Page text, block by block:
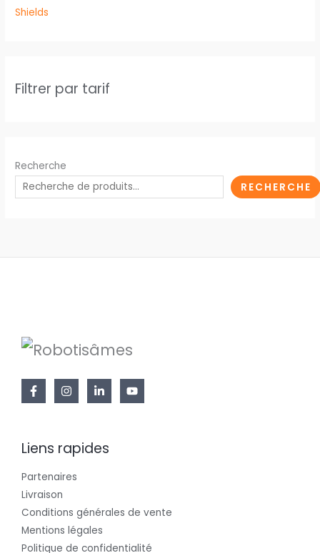
Shields
Filtrer par tarif
Recherche
RECHERCHE
Liens rapides
Partenaires
Livraison
Conditions générales de vente
Mentions légales
Politique de confidentialité